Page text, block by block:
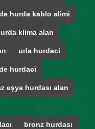
hurda kablo alimi
klima alan
urla hurdaci
hurdaci
eşya hurdası alan
bronz hurdası